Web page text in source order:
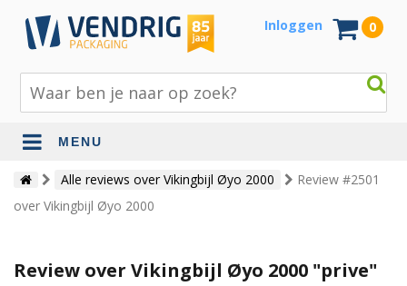
Inloggen 0
MENU
Beschermingsmateriaal
Bouw- en tuinmaterialen
Alle reviews over Vikingbijl Øyo 2000
Review #2501
over Vikingbijl Øyo 2000
Review over Vikingbijl Øyo 2000 "prive"